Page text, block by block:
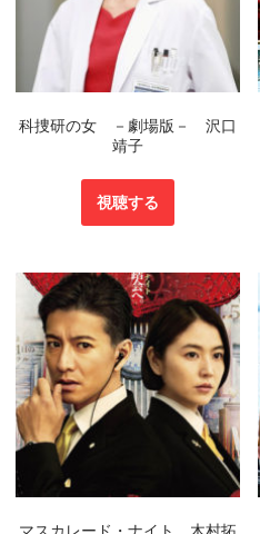
科捜研の女 －劇場版－ 沢口
靖子
視聴する
マスカレード・ナイト 木村拓